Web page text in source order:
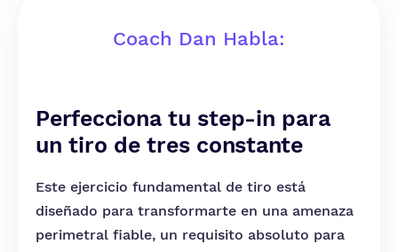
Coach Dan Habla:
Perfecciona tu step-in para
un tiro de tres constante
Este ejercicio fundamental de tiro está
diseñado para transformarte en una amenaza
perimetral fiable, un requisito absoluto para